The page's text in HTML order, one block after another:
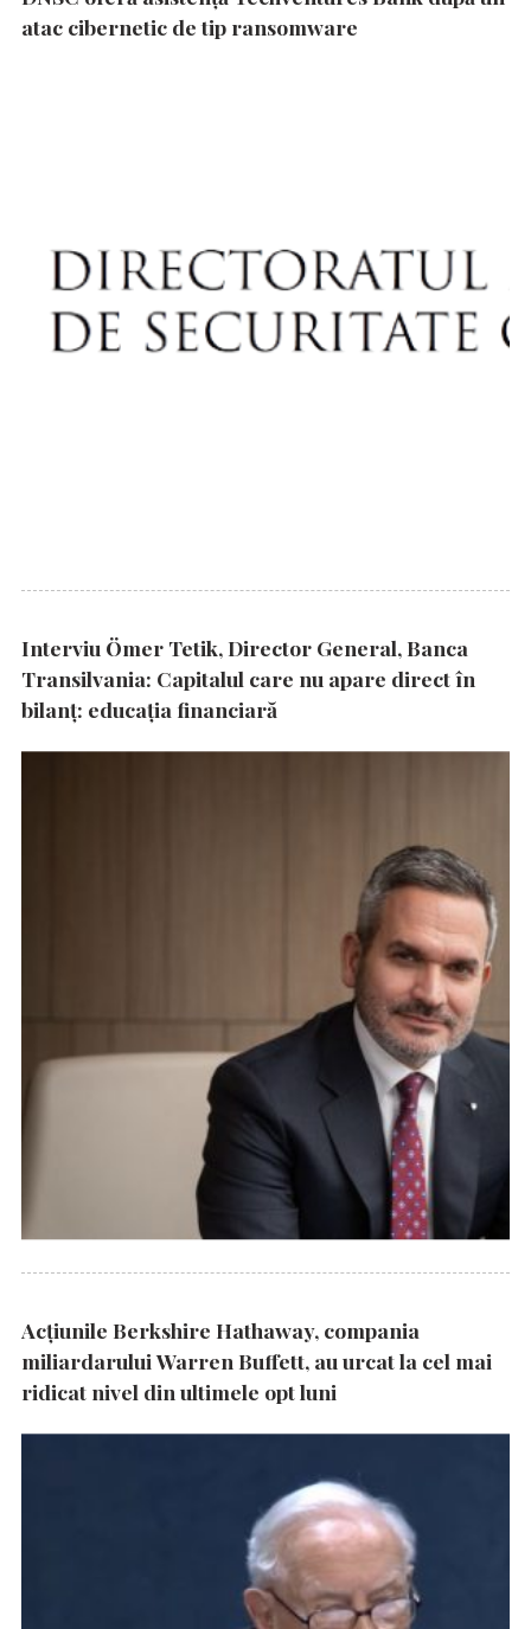
atac cibernetic de tip ransomware
Interviu Ömer Tetik, Director General, Banca
Transilvania: Capitalul care nu apare direct în
bilanț: educația financiară
Acțiunile Berkshire Hathaway, compania
miliardarului Warren Buffett, au urcat la cel mai
ridicat nivel din ultimele opt luni